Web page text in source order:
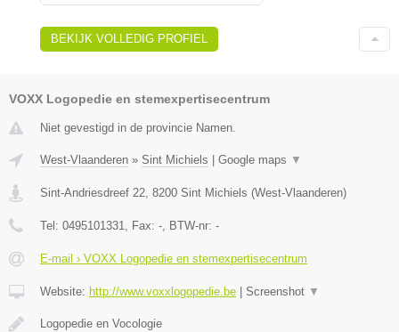
BEKIJK VOLLEDIG PROFIEL
VOXX Logopedie en stemexpertisecentrum
Niet gevestigd in de provincie Namen.
West-Vlaanderen » Sint Michiels Google maps ▼
Sint-Andriesdreef 22, 8200 Sint Michiels (West-Vlaanderen)
Tel: 0495101331, Fax: -, BTW-nr: -
E-mail › VOXX Logopedie en stemexpertisecentrum
Website: http://www.voxxlogopedie.be Screenshot ▼
Logopedie en Vocologie